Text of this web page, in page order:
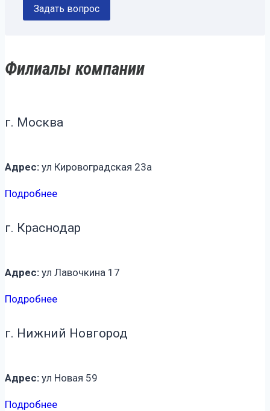
Задать вопрос
Филиалы компании
г. Москва
Адрес: ул Кировоградская 23а
Подробнее
г. Краснодар
Адрес: ул Лавочкина 17
Подробнее
г. Нижний Новгород
Адрес: ул Новая 59
Подробнее